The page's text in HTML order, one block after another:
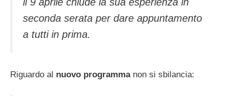
seconda serata per dare appuntamento
a tutti in prima.
Riguardo al nuovo programmanon si sbilancia: